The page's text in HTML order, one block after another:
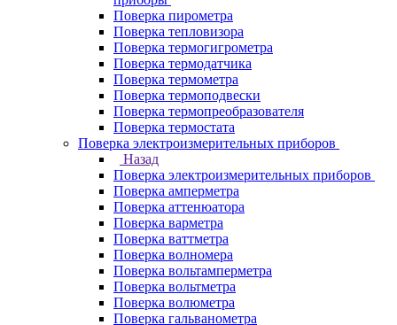
Поверка пирометра
Поверка тепловизора
Поверка термогигрометра
Поверка термодатчика
Поверка термометра
Поверка термоподвески
Поверка термопреобразователя
Поверка термостата
Поверка электроизмерительных приборов
Назад
Поверка электроизмерительных приборов
Поверка амперметра
Поверка аттенюатора
Поверка варметра
Поверка ваттметра
Поверка волномера
Поверка вольтамперметра
Поверка вольтметра
Поверка волюметра
Поверка гальванометра